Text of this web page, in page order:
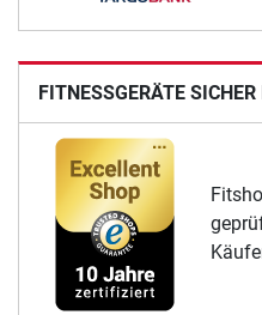
FITNESSGERÄTE